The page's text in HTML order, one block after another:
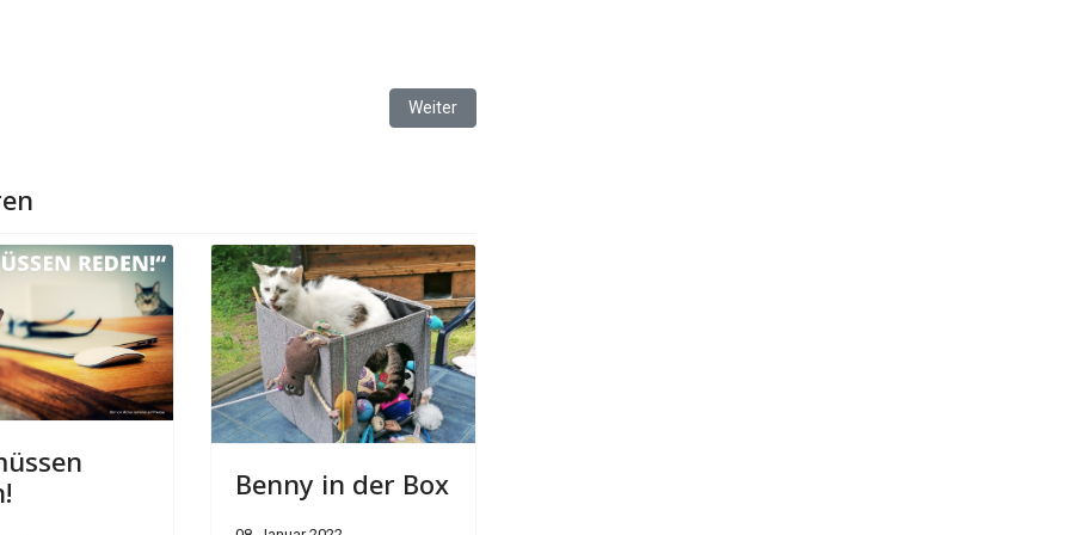
Nächster Beitrag: Purina hilft mit großzügiger Spende
Weiter
Benny in der Box